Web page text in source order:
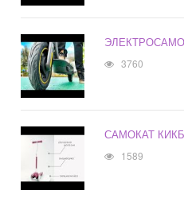
3760
САМОКАТ
1589